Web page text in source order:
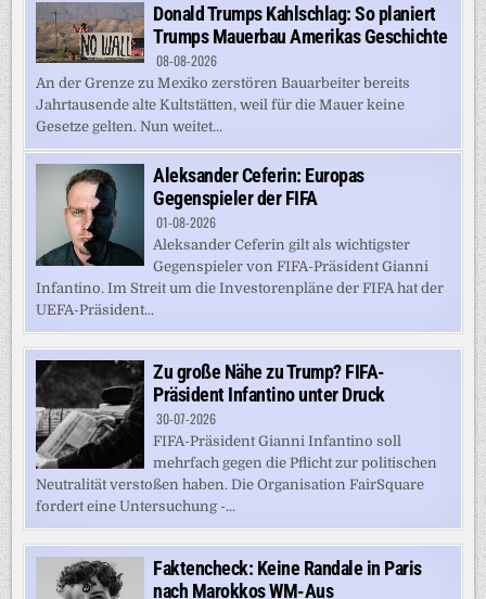
Donald Trumps Kahlschlag: So planiert
Trumps Mauerbau Amerikas Geschichte
08-08-2026
An der Grenze zu Mexiko zerstören Bauarbeiter bereits
Jahrtausende alte Kultstätten, weil für die Mauer keine
Gesetze gelten. Nun weitet...
Aleksander Ceferin: Europas
Gegenspieler der FIFA
01-08-2026
Aleksander Ceferin gilt als wichtigster
Gegenspieler von FIFA-Präsident Gianni
Infantino. Im Streit um die Investorenpläne der FIFA hat der
UEFA-Präsident...
Zu große Nähe zu Trump? FIFA-
Präsident Infantino unter Druck
30-07-2026
FIFA-Präsident Gianni Infantino soll
mehrfach gegen die Pflicht zur politischen
Neutralität verstoßen haben. Die Organisation FairSquare
fordert eine Untersuchung -...
Faktencheck: Keine Randale in Paris
nach Marokkos WM-Aus